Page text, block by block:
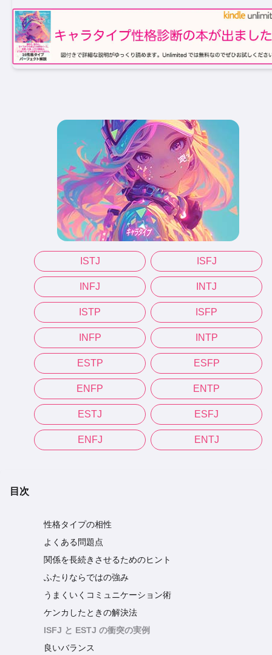
ISTJ ISFJ
INFJ INTJ
ISTP ISFP
INFP INTP
ESTP ESFP
ENFP ENTP
ESTJ ESFJ
ENFJ ENTJ
目次
性格タイプの相性
よくある問題点
関係を長続きさせるためのヒント
ふたりならではの強み
うまくいくコミュニケーション術
ケンカしたときの解決法
ISFJ と ESTJ の衝突の実例
良いバランス